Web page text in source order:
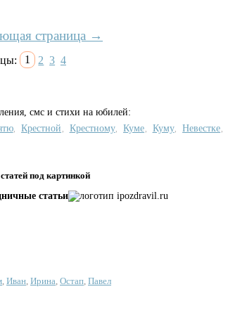
страница →
1 2 3 4
смс и стихи на юбилей:
Крестной Крестному Куме Куму Невестке
под картинкой
статьи
, Иван, Ирина, Остап, Павел